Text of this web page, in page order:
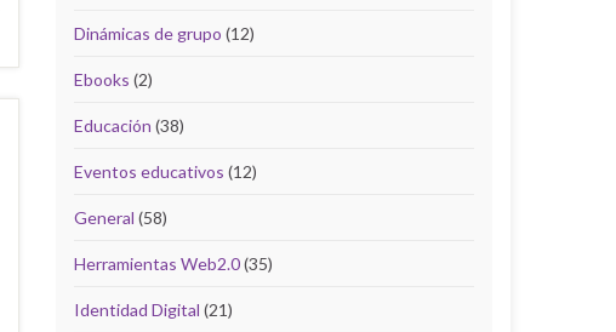
Dinámicas de grupo (12)
Ebooks (2)
Educación (38)
Eventos educativos (12)
General (58)
Herramientas Web2.0(35)
Identidad Digital (21)